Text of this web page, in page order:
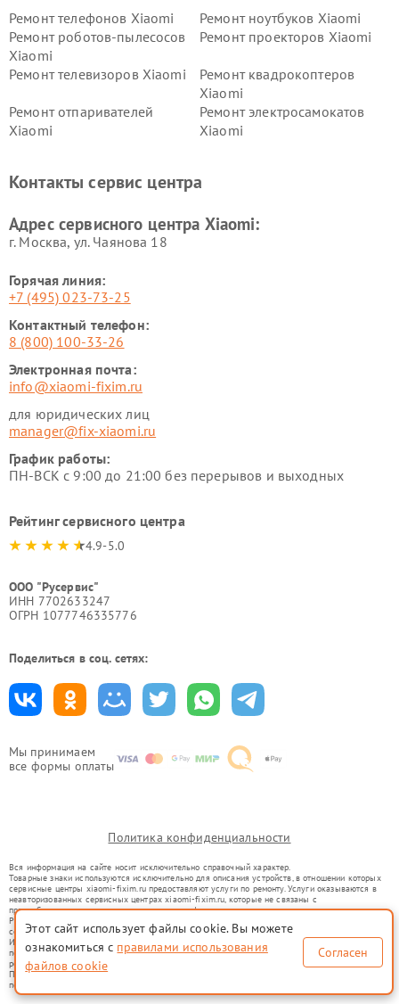
Мы принимаем
все формы оплаты
Ремонт телефонов Xiaomi
Ремонт ноутбуков Xiaomi
Ремонт роботов-пылесосов
Xiaomi
Ремонт проекторов Xiaomi
Ремонт телевизоров Xiaomi
Ремонт квадрокоптеров
Xiaomi
Ремонт отпаривателей
Xiaomi
Ремонт электросамокатов
Xiaomi
Ремонт стиральных машин
Ремонт смарт-часов Xiaomi
Контакты сервис центра
Адрес сервисного центра Xiaomi:
г. Москва, ул. Чаянова 18
Горячая линия:
+7 (495) 023-73-25
Контактный телефон:
8 (800) 100-33-26
Электронная почта:
info@xiaomi-fixim.ru
для юридических лиц
manager@fix-xiaomi.ru
График работы:
ПН-ВСК с 9:00 до 21:00 без перерывов и выходных
Рейтинг сервисного центра
4.9-5.0
ООО "Русервис"
ИНН 7702633247
ОГРН 1077746335776
Поделиться в соц. сетях:
Политика конфиденциальности
Вся информация на сайте носит исключительно справочный характер.
Товарные знаки используются исключительно для описания устройств, в отношении которых
сервисные центры xiaomi-fixim.ru предоставляют услуги по ремонту. Услуги оказываются в
неавторизованных сервисных центрах xiaomi-fixim.ru, которые не связаны с
правообладателями товарных знаков или их официальными представителями.
Ремонт осуществляется для устройств, уже введенных в гражданский оборот в соответствии
со статьей 1487 ГК РФ.
Использование товарных знаков не преследует цели индивидуализации услуг или введения
потребителей в заблуждение, а служит для информирования о предоставляемых услугах по
ремонту техники указанных брендов.
Представленная на сайте информация не является публичной офертой, определяемой
положениями Статьи 437(2) Гражданского кодекса РФ
Этот сайт использует файлы cookie. Вы можете
ознакомиться с правилами использования
файлов cookie
Согласен